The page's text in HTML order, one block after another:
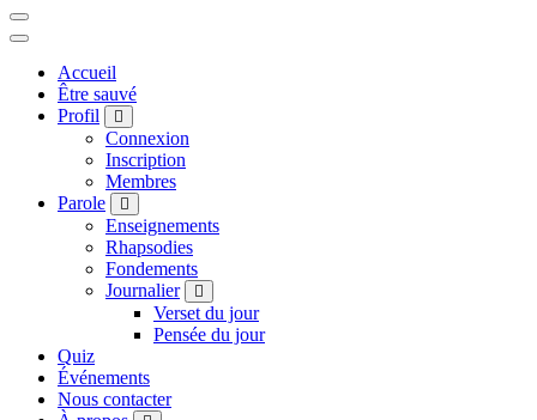
Accueil
Être sauvé
Profil
Connexion
Inscription
Membres
Parole
Enseignements
Rhapsodies
Fondements
Journalier
Verset du jour
Pensée du jour
Quiz
Événements
Nous contacter